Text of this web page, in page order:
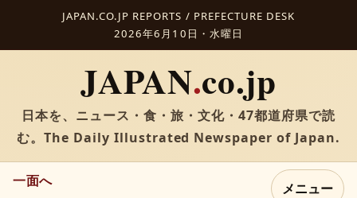
JAPAN.CO.JP REPORTS / PREFECTURE DESK
2026年6月10日・水曜日
JAPAN.co.jp
日本を、ニュース・食・旅・文化・47都道府県で読
む。The Daily Illustrated Newspaper of Japan.
一面へ メニュー